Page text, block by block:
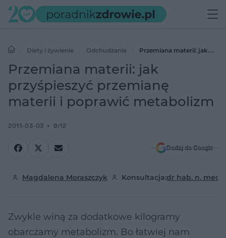
Diety i żywienie Odchudzanie
Przemiana materii: jak
przyśpieszyć przemianę materii i poprawić metabolizm
Przemiana materii: jak
przyśpieszyć przemianę
materii i poprawić metabolizm
2011-03-03 9:12
Dodaj do Google
Magdalena Moraszczyk Konsultacja:dr hab. n. med.
Zwykle winą za dodatkowe kilogramy
obarczamy metabolizm. Bo łatwiej nam